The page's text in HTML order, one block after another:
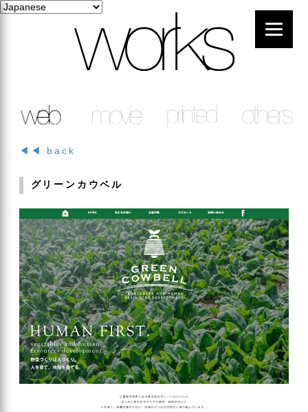
◀◀ back
グリーンカウベル